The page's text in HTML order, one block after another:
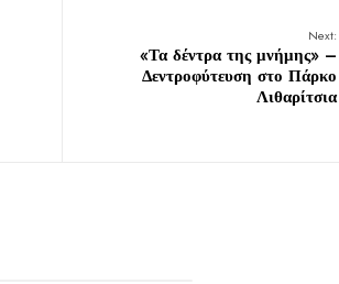
Next:
«Τα δέντρα της μνήμης» –
Δεντροφύτευση στο Πάρκο
Λιθαρίτσια